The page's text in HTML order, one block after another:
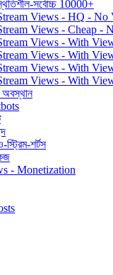
সর্বোচ্চ 10000+
Views - HQ - No
Views - Cheap -
Views - With
Views - With
Views - With
Views - With
অবস্থান
শর্টস
- Monetization